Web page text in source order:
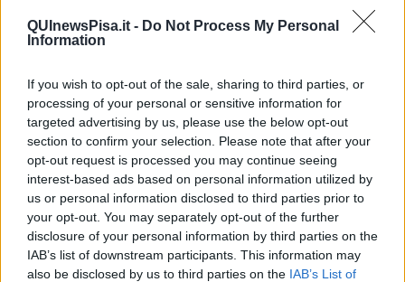
QUInewsPisa.it - Do Not Process My Personal
Information
If you wish to opt-out of the sale, sharing to third parties, or
processing of your personal or sensitive information for
targeted advertising by us, please use the below opt-out
section to confirm your selection. Please note that after your
opt-out request is processed you may continue seeing
interest-based ads based on personal information utilized by
us or personal information disclosed to third parties prior to
your opt-out. You may separately opt-out of the further
disclosure of your personal information by third parties on the
IAB’s list of downstream participants. This information may
also be disclosed by us to third parties on the IAB’s List of
Il giovane è deceduto in ospedale due giorni dopo l'incidente,
avvenuto in via Battisti. Sull'episodio indagano i carabinieri
PISA —Trovato in gravissime condizioni in via Battisti nella notte di
giovedì 12 Marzo, un uomo di 35 anni è morto in ospedale due
giorni dopo il ricovero.
Il 35enne sarebbe rimasto vittima di un investimento
mentre viaggiava in sella ad una bici. Secondo le ipotesi al vaglio
degli investigatori, sarebbe stato travolto da un'automobilista che
dopo l'impatto non si sarebbe fermata a prestargli soccorso.